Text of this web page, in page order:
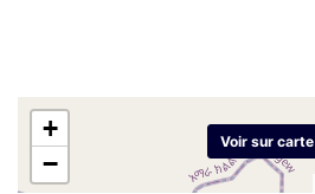
+
−
Voir sur carte